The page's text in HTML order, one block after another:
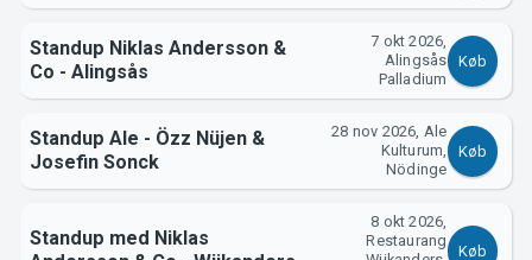
Om Tickster
Standup Niklas Andersson &
Co - Alingsås
7 okt 2026,
Alingsås
Palladium
Køb
Standup Ale - Özz Nüjen &
Josefin Sonck
28 nov 2026, Ale
Kulturum,
Nödinge
Køb
Standup med Niklas
8 okt 2026,
Restaurang
Køb